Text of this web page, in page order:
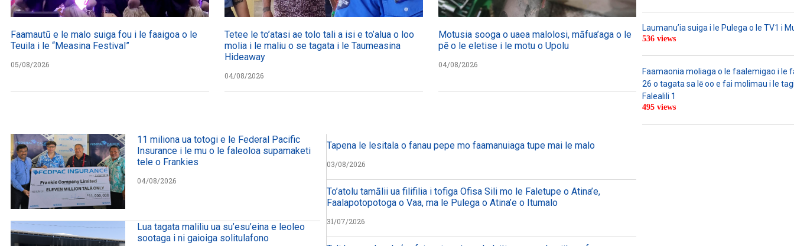
Faamautū e le malo suiga fou i le faaigoa o le
Teuila i le “Measina Festival”
05/08/2026
Tetee le to’atasi ae tolo tali a isi e to’alua o loo
molia i le maliu o se tagata i le Taumeasina
Hideaway
04/08/2026
Motusia sooga o uaea malolosi, māfua’aga o le
pē o le eletise i le motu o Upolu
04/08/2026
Laumanu’ia suiga i le Pulega o le TV1 i
536 views
Faamaonia moliaga o le faalemigao i le
26 o tagata sa lē oo e fai molimau i le
Falealili 1
495 views
11 miliona ua totogi e le Federal Pacific
Insurance i le mu o le faleoloa supamaketi
tele o Frankies
04/08/2026
Lua tagata maliliu ua su’esu’eina e leoleo
sootaga i ni gaioiga solitulafono
Tapena le lesitala o fanau pepe mo faamanuiaga tupe mai le malo
03/08/2026
To’atolu tamālii ua filifilia i tofiga Ofisa Sili mo le Faletupe o Atina’e,
Faalapotopotoga o Vaa, ma le Pulega o Atina’e o Itumalo
31/07/2026